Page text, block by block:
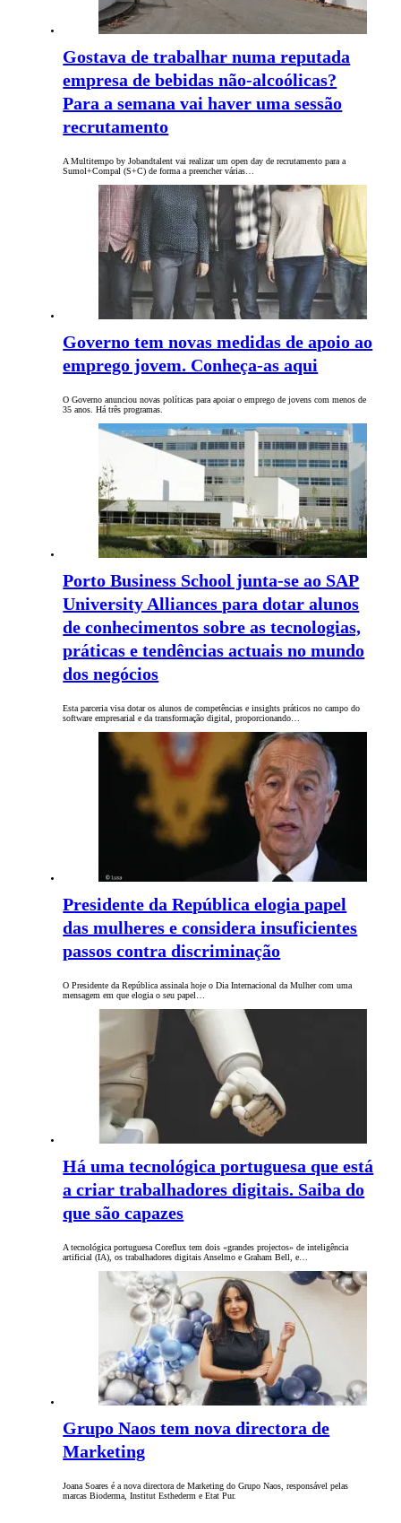
Gostava de trabalhar numa reputada
empresa de bebidas não-alcoólicas?
Para a semana vai haver uma sessão
recrutamento
A Multitempo by Jobandtalent vai realizar um open day de recrutamento para a
Sumol+Compal (S+C) de forma a preencher várias…
Governo tem novas medidas de apoio ao
emprego jovem. Conheça-as aqui
O Governo anunciou novas políticas para apoiar o emprego de jovens com menos de
35 anos. Há três programas.
Porto Business School junta-se ao SAP
University Alliances para dotar alunos
de conhecimentos sobre as tecnologias,
práticas e tendências actuais no mundo
dos negócios
Esta parceria visa dotar os alunos de competências e insights práticos no campo do
software empresarial e da transformação digital, proporcionando…
Presidente da República elogia papel
das mulheres e considera insuficientes
passos contra discriminação
O Presidente da República assinala hoje o Dia Internacional da Mulher com uma
mensagem em que elogia o seu papel…
Há uma tecnológica portuguesa que está
a criar trabalhadores digitais. Saiba do
que são capazes
A tecnológica portuguesa Coreflux tem dois «grandes projectos» de inteligência
artificial (IA), os trabalhadores digitais Anselmo e Graham Bell, e…
Grupo Naos tem nova directora de
Marketing
Joana Soares é a nova directora de Marketing do Grupo Naos, responsável pelas
marcas Bioderma, Institut Esthederm e Etat Pur.